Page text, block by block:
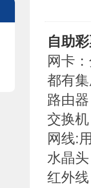
自助
网卡
都有
路由
交换
网线:
水晶
红外